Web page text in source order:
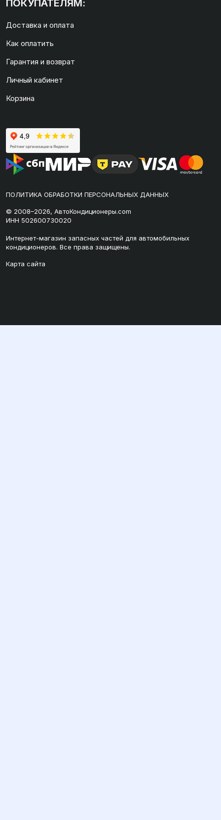
ПОКУПАТЕЛЯМ:
Доставка и оплата
Как оплатить
Гарантия и возврат
Личный кабинет
Корзина
ПОЛИТИКА ОБРАБОТКИ ПЕРСОНАЛЬНЫХ ДАННЫХ
© 2008–2026, АвтоКондиционеры.com
ИНН 502600730020
Интернет-магазин запасных частей для автомобильных
кондиционеров. Все права защищены.
Карта сайта